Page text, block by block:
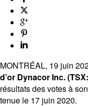
MONTRÉAL, 19 juin
d’or Dynacor Inc.
résultats des votes à
tenue le 17 juin 2020.